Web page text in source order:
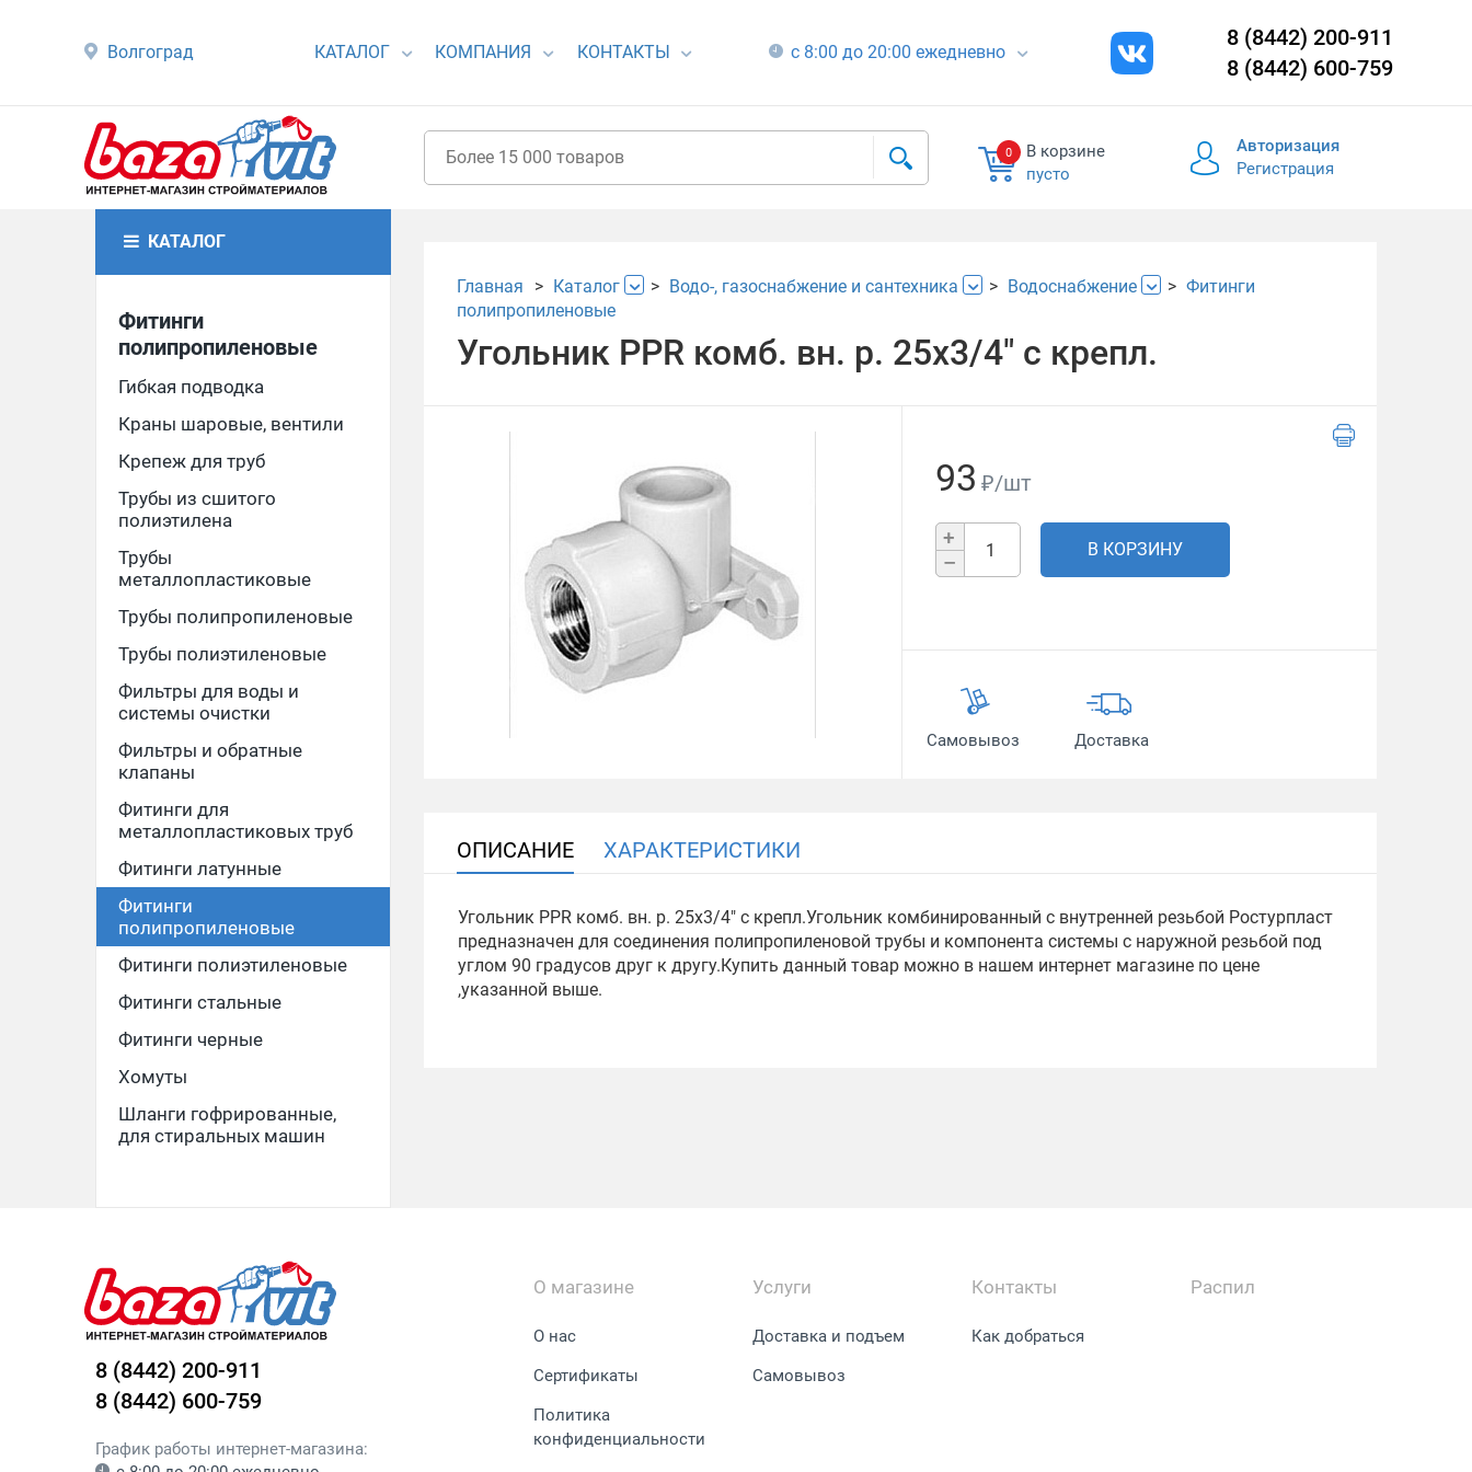
Волгоград КАТАЛОГ КОМПАНИЯ КОНТАКТЫ с 8:00 до 20:00 ежедневно
8 (8442) 200-911
8 (8442) 600-759
0
В корзине
пусто
Авторизация
Регистрация
КАТАЛОГ
Фитинги
полипропиленовые
Гибкая подводка
Краны шаровые, вентили
Крепеж для труб
Трубы из сшитого
полиэтилена
Трубы
металлопластиковые
Трубы полипропиленовые
Трубы полиэтиленовые
Фильтры для воды и
системы очистки
Фильтры и обратные
клапаны
Фитинги для
металлопластиковых труб
Фитинги латунные
Фитинги
полипропиленовые
Фитинги полиэтиленовые
Фитинги стальные
Фитинги черные
Хомуты
Шланги гофрированные,
для стиральных машин
Главная Каталог Водо-, газоснабжение и сантехника Водоснабжение
Фитинги
полипропиленовые
Угольник РРR комб. вн. р. 25х3/4" с крепл.
93 ₽/шт
+
–
В КОРЗИНУ
Самовывоз Доставка
ОПИСАНИЕ ХАРАКТЕРИСТИКИ
Угольник РРR комб. вн. р. 25х3/4" с крепл.Угольник комбинированный с внутренней резьбой Ростурпласт
предназначен для соединения полипропиленовой трубы и компонента системы с наружной резьбой под
углом 90 градусов друг к другу.Купить данный товар можно в нашем интернет магазине по цене
,указанной выше.
8 (8442) 200-911
8 (8442) 600-759
График работы интернет-магазина:
О магазине
О нас
Сертификаты
Политика
конфиденциальности
Услуги
Доставка и подъем
Самовывоз
Контакты
Как добраться
Распил